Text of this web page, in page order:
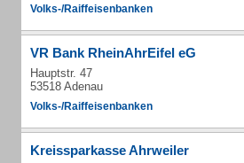
Volks-/Raiffeisenbanken
VR Bank RheinAhrEifel eG
Hauptstr. 47
53518 Adenau
Volks-/Raiffeisenbanken
Kreissparkasse Ahrweiler